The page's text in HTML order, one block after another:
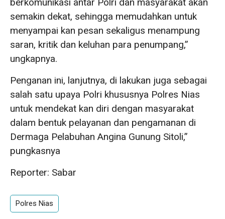
semakin dekat, sehingga memudahkan untuk
menyampai kan pesan sekaligus menampung
saran, kritik dan keluhan para penumpang,”
ungkapnya.
Penganan ini, lanjutnya, di lakukan juga sebagai
salah satu upaya Polri khususnya Polres Nias
untuk mendekat kan diri dengan masyarakat
dalam bentuk pelayanan dan pengamanan di
Dermaga Pelabuhan Angina Gunung Sitoli,”
pungkasnya
Reporter: Sabar
Polres Nias